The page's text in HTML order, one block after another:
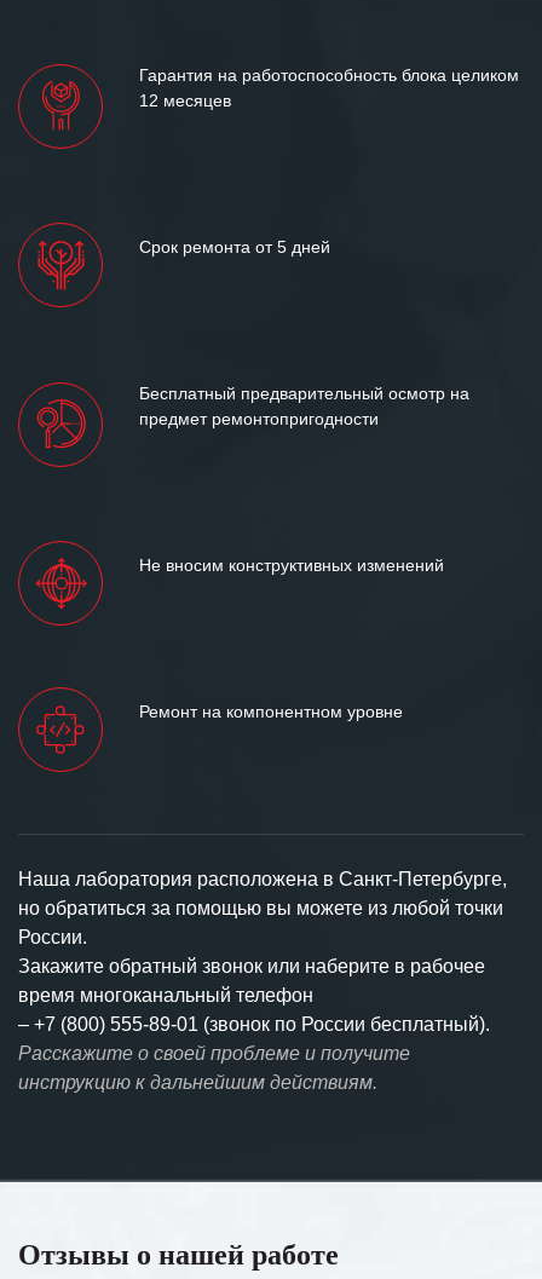
Гарантия на работоспособность блока целиком
12 месяцев
Срок ремонта от 5 дней
Бесплатный предварительный осмотр на
предмет ремонтопригодности
Не вносим конструктивных изменений
Ремонт на компонентном уровне
Наша лаборатория расположена в Санкт-Петербурге,
но обратиться за помощью вы можете из любой точки
России.
Закажите обратный звонок или наберите в рабочее
время многоканальный телефон
– +7 (800) 555-89-01 (звонок по России бесплатный).
Расскажите о своей проблеме и получите
инструкцию к дальнейшим действиям.
Отзывы о нашей работе